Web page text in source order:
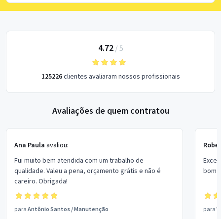
4.72/ 5
125226clientes avaliaram nossos profissionais
Avaliações de quem contratou
Ana Paula avaliou:
Fui muito bem atendida com um trabalho de
qualidade. Valeu a pena, orçamento grátis e não é
careiro. Obrigada!
para Antônio Santos /Manutenção
bom
para